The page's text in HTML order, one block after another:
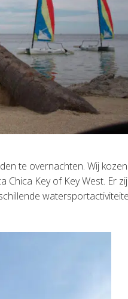
te overnachten. Wij kozen
Chica Key of Key West. Er